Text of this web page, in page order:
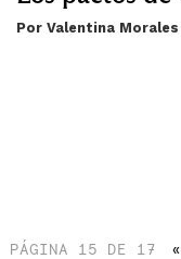
Por Valentina Morales
PÁGINA 15 DE 17